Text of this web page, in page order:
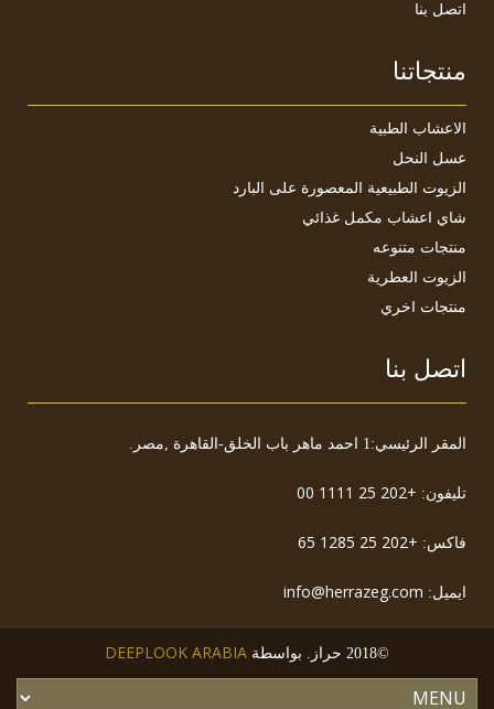
اتصل بنا
منتجاتنا
الأعشاب الطبية
عسل النحل
الزيوت الطبيعية المعصورة على البارد
شاي أعشاب مكمل غذائي
منتجات متنوعه
الزيوت العطرية
منتجات اخري
اتصل بنا
المقر الرئيسي:1 احمد ماهر باب الخلق-القاهرة ,مصر.
تليفون: +202 25 1111 00
فاكس: +202 25 1285 65
ايميل: info@herrazeg.com
©2018 حراز. بواسطة DEEPLOOK ARABIA